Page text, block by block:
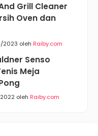
Grill Cleaner
Oven dan
2023 oleh Raiby.com
Senso
Meja
oleh Raiby.com